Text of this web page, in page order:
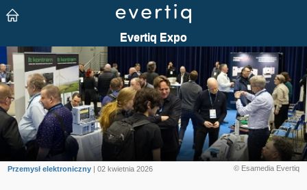
© Esamedia Evertiq
Przemysł elektroniczny | 02 kwietnia 2026